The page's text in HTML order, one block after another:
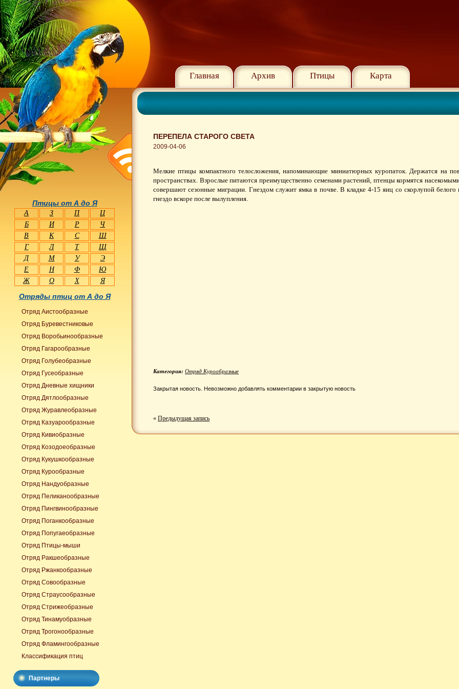
Главная Архив Птицы Карта
ПЕРЕПЕЛА СТАРОГО СВЕТА
2009-04-06
Мелкие птицы компактного телосложения, напоминающие миниатюрных куропаток. Держатся на
пространствах. Взрослые питаются преимущественно семенами растений, птенцы кормятся
совершают сезонные миграции. Гнездом служит ямка в почве. В кладке 4-15 яиц со скорлупой
гнездо вскоре после вылупления.
Категория: Отряд Курообразные
Закрытая новость. Невозможно добавлять комментарии в закрытую новость
« Предыдущая запись
Птицы от А до Я
А З П
Ц
Б
И Р
Ч
В
К С
Ш
Г
Л Т
Щ
Д
М У
Э
Е
Н Ф
Ю
Ж
О Х Я
Отряды птиц от А до Я
Отряд Аистообразные
Отряд Буревестниковые
Отряд Воробьинообразные
Отряд Гагарообразные
Отряд Голубеобразные
Отряд Гусеобразные
Отряд Дневные хищники
Отряд Дятлообразные
Отряд Журавлеобразные
Отряд Казуарообразные
Отряд Кивиобразные
Отряд Козодоеобразные
Отряд Кукушкообразные
Отряд Курообразные
Отряд Нандуобразные
Отряд Пеликанообразные
Отряд Пингвинообразные
Отряд Поганкообразные
Отряд Попугаеобразные
Отряд Птицы-мыши
Отряд Ракшеобразные
Отряд Ржанкообразные
Отряд Совообразные
Отряд Страусообразные
Отряд Стрижеобразные
Отряд Тинамуобразные
Отряд Трогонообразные
Отряд Фламингообразные
Классификация птиц
Партнеры